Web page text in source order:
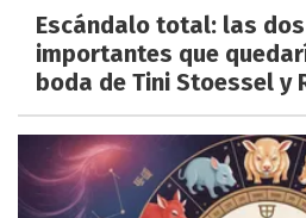
Escándalo total: las
importantes que
boda de Tini Stoessel y